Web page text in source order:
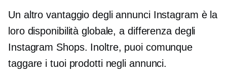
Un altro vantaggio degli annunci Instagram è la
loro disponibilità globale, a differenza degli
Instagram Shops. Inoltre, puoi comunque
taggare i tuoi prodotti negli annunci.